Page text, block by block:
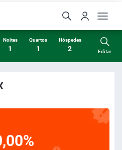
Noites
1
Quartos
1
Hóspedes
2 Editar